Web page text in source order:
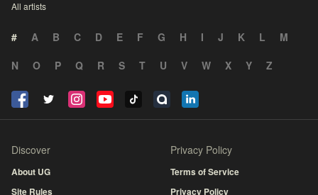
All artists
# A B C D E F G H I J K L
M
N
O P Q R S T U V W X Y Z
Discover
About UG
Site Rules
Privacy Policy
Terms of Service
Privacy Policy